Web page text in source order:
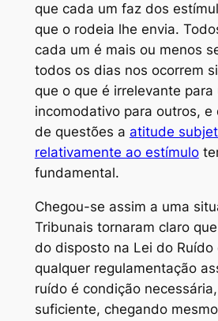
que cada um faz dos
que o rodeia lhe envia.
cada um é mais ou menos
todos os dias nos ocorrem
que o que é irrelevante para
incomodativo para outros, e
de questões a atitude
relativamente ao estímulo
fundamental.
Chegou-se assim a uma
Tribunais tornaram claro
do disposto na Lei do Ruído
qualquer regulamentação
ruído é condição
suficiente, chegando